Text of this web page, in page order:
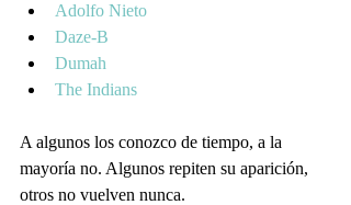
Adolfo Nieto
Daze-B
Dumah
The Indians
A algunos los conozco de tiempo, a la
mayoría no. Algunos repiten su aparición,
otros no vuelven nunca.